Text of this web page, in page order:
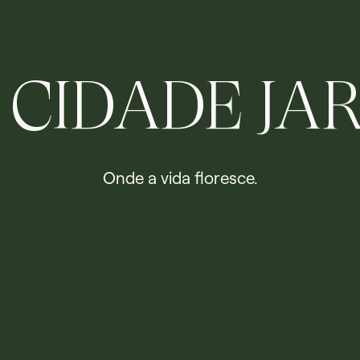
CIDADE
Onde a vida floresce.